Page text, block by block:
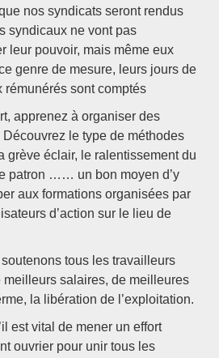
nos syndicats seront rendus
syndicaux ne vont pas
leur pouvoir, mais même eux
genre de mesure, leurs jours de
rémunérés sont comptés
apprenez à organiser des
le type de méthodes
grève éclair, le ralentissement du
patron …… un bon moyen d’y
aux formations organisées par
d’action sur le lieu de
tous les travailleurs
meilleurs salaires, de meilleures
la libération de l’exploitation.
est vital de mener un effort
ouvrier pour unir tous les